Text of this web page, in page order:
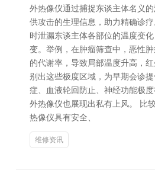
外热像仪通过捕捉东谈主体名义
供攻击的生理信息，助力精确诊
时泄漏东谈主体各部位的温度变
变。举例，在肿瘤筛查中，恶性
的代谢率，导致局部温度升高，
别出这些极度区域，为早期会诊
症、血液轮回防止、神经功能极
外热像仪也展现出私有上风。 比
热像仪具有安全、
维修资讯